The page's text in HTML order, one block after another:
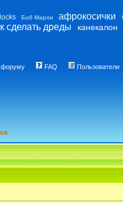
Боб Марли афрокосички
сделать дреды канекалон
форуму FAQ Пользователи